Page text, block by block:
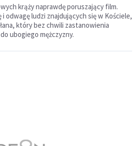
krąży naprawdę poruszający film.
odwagę ludzi znajdujących się w Kościele,
który bez chwili zastanowienia
ubogiego mężczyzny.